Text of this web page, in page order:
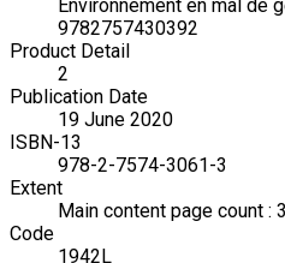
Environnement en mal de
9782757430392
Product Detail
2
Publication Date
19 June 2020
ISBN-13
978-2-7574-3061-3
Extent
Main content page count :
Code
1942L